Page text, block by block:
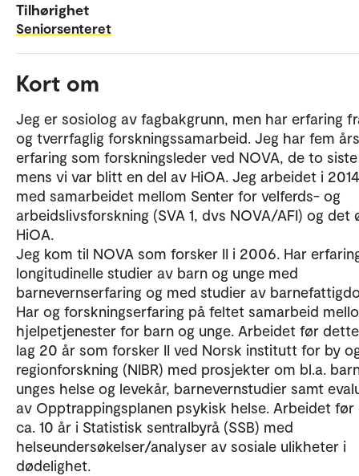
Tilhørighet
Seniorsenteret
Kort om
Jeg er sosiolog av fagbakgrunn, men har erfaring
og tverrfaglig forskningssamarbeid. Jeg har fem års
erfaring som forskningsleder ved NOVA, de to
mens vi var blitt en del av HiOA. Jeg arbeidet i
med samarbeidet mellom Senter for velferds- og
arbeidslivsforskning (SVA 1, dvs NOVA/AFI) og det
HiOA.
Jeg kom til NOVA som forsker II i 2006. Har
longitudinelle studier av barn og unge med
barnevernserfaring og med studier av
Har og forskningserfaring på feltet samarbeid
hjelpetjenester for barn og unge. Arbeidet før
lag 20 år som forsker II ved Norsk institutt for by
regionforskning (NIBR) med prosjekter om bl.a.
unges helse og levekår, barnevernstudier samt
av Opptrappingsplanen psykisk helse. Arbeidet før
ca. 10 år i Statistisk sentralbyrå (SSB) med
helseundersøkelser/analyser av sosiale ulikheter i
dødelighet.